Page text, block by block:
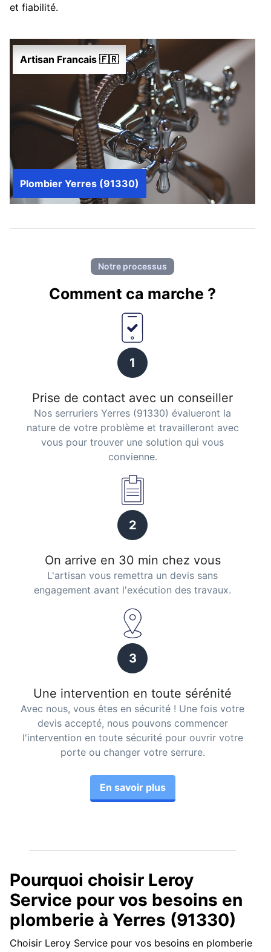
et fiabilité.
Artisan Francais 🇫🇷
Plombier Yerres (91330)
Notre processus
Comment ca marche ?
1
Prise de contact avec un conseiller
Nos serruriers Yerres (91330) évalueront la
nature de votre problème et travailleront avec
vous pour trouver une solution qui vous
convienne.
2
On arrive en 30 min chez vous
L'artisan vous remettra un devis sans
engagement avant l'exécution des travaux.
3
Une intervention en toute sérénité
Avec nous, vous êtes en sécurité ! Une fois votre
devis accepté, nous pouvons commencer
l'intervention en toute sécurité pour ouvrir votre
porte ou changer votre serrure.
En savoir plus
Pourquoi choisir Leroy
Service pour vos besoins en
plomberie à Yerres (91330)
Choisir Leroy Service pour vos besoins en plomberie